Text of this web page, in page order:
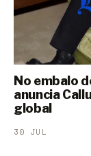
No embalo
anuncia
global
30 JUL